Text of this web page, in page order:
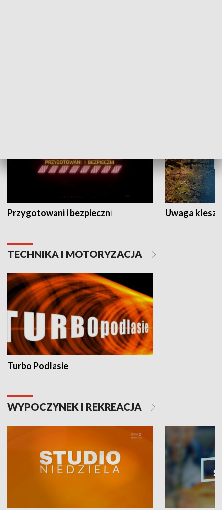
Przygotowani i bezpieczni Uwaga
TECHNIKA I MOTORYZACJA
Turbo Podlasie
WYPOCZYNEK I REKREACJA